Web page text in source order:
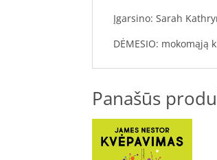
Įgarsino: Sarah
DĖMESIO:
Panašūs